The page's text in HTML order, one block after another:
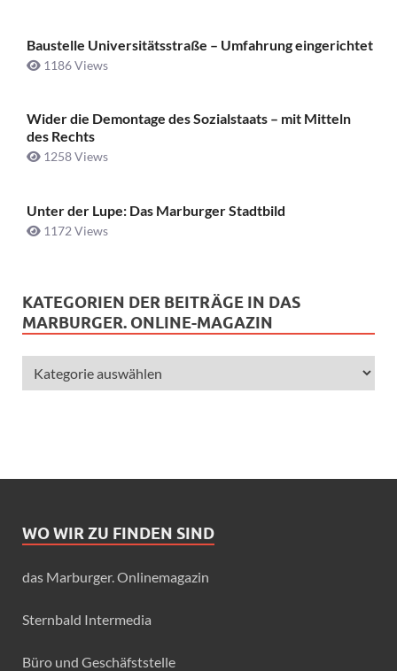
Baustelle Universitätsstraße ­– Umfahrung eingerichtet
1186 Views
Wider die Demontage des Sozialstaats – mit Mitteln
des Rechts
1258 Views
Unter der Lupe: Das Marburger Stadtbild
1172 Views
KATEGORIEN DER BEITRÄGE IN DAS
MARBURGER. ONLINE-MAGAZIN
WO WIR ZU FINDEN SIND
das Marburger. Onlinemagazin
Sternbald Intermedia
Büro und Geschäfststelle